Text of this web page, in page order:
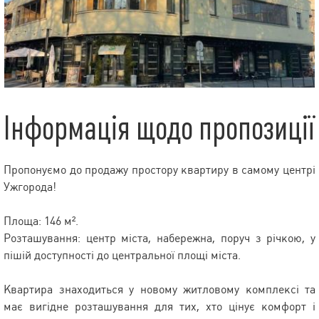
Інформація щодо пропозиції
Пропонуємо до продажу простору квартиру в самому центрі
Ужгорода!
Площа: 146 м².
Розташування: центр міста, набережна, поруч з річкою, у
пішій доступності до центральної площі міста.
Квартира знаходиться у новому житловому комплексі та
має вигідне розташування для тих, хто цінує комфорт і